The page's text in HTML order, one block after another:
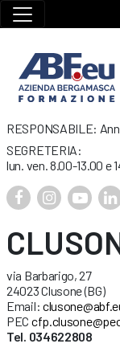
RESPONSABILE:
SEGRETERIA:
lun. ven. 8.00-13.00 e
via Barbarigo, 27
24023 Clusone (BG)
Email:
PEC
Tel. 034622808